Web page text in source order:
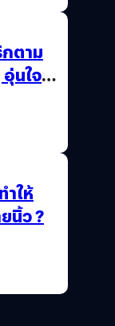
ตาม
นใจ
ำให้
นิ้ว ?